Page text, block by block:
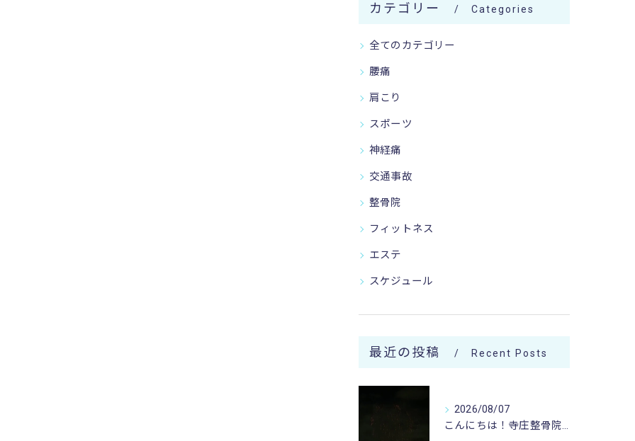
カテゴリー Categories
全てのカテゴリー
腰痛
肩こり
スポーツ
神経痛
交通事故
整骨院
フィットネス
エステ
スケジュール
最近の投稿 Recent Posts
2026/08/07
こんにちは！寺庄整骨院のスタッフです♪